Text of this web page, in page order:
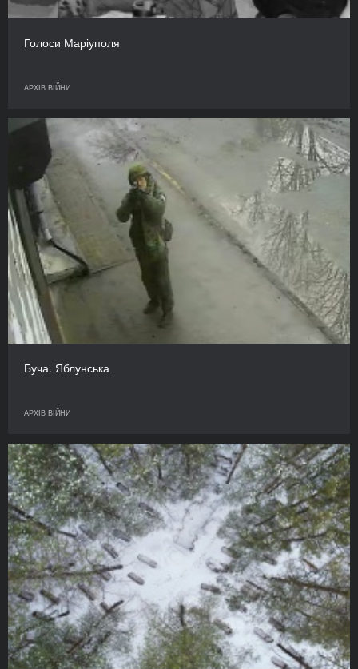
Голоси Маріуполя
АРХІВ ВІЙНИ
Буча. Яблунська
АРХІВ ВІЙНИ